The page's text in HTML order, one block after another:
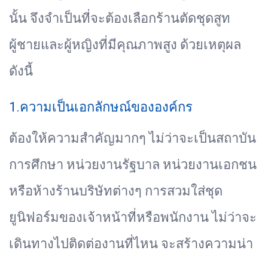
นั้น จึงจำเป็นที่จะต้องเลือกร้านตัดชุดสูท
ผู้ชายและผู้หญิงที่มีคุณภาพสูง ด้วยเหตุผล
ดังนี้
1.ความเป็นเอกลักษณ์ขององค์กร
ต้องให้ความสำคัญมากๆ ไม่ว่าจะเป็นสถาบัน
การศึกษา หน่วยงานรัฐบาล หน่วยงานเอกชน
หรือห้างร้านบริษัทต่างๆ การสวมใส่ชุด
ยูนิฟอร์มของเจ้าหน้าที่หรือพนักงาน ไม่ว่าจะ
เดินทางไปติดต่องานที่ไหน จะสร้างความน่า